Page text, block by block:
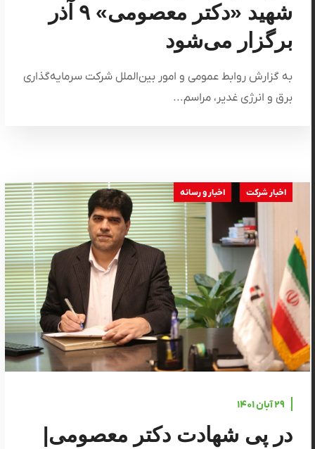
شهید «دکتر معصومی» ۹ آذر
برگزار می‌شود
به گزارش روابط عمومی و امور بین‌الملل شرکت سرمایه‌گذاری
برق و انرژی غدیر، مراسم...
اخبار شرکت اخبار و رسانه
۲۹ آبان ۱۴۰۱
در پی شهادت دکتر معصومی|